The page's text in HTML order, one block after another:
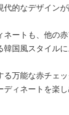
的なデザインが
ネートも、他の
国風スタイルに
る万能な赤チェ
ィネートを楽し